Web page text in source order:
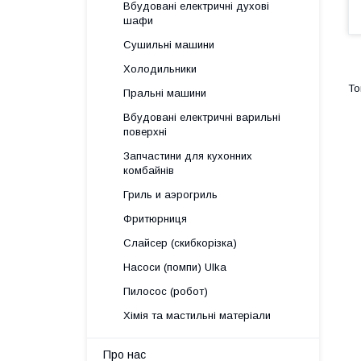
Вбудовані електричні духові
шафи
Сушильні машини
Холодильники
Пральні машини
Вбудовані електричні варильні
поверхні
Запчастини для кухонних
комбайнів
Гриль и аэрогриль
Фритюрниця
Слайсер (скибкорізка)
Насоси (помпи) Ulka
Пилосос (робот)
Хімія та мастильні матеріали
Про нас